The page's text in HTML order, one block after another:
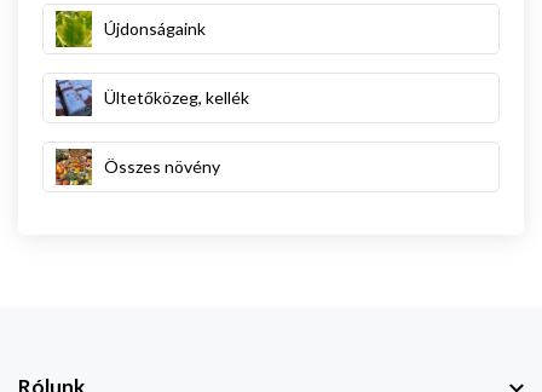
Újdonságaink
Ültetőközeg, kellék
Összes növény